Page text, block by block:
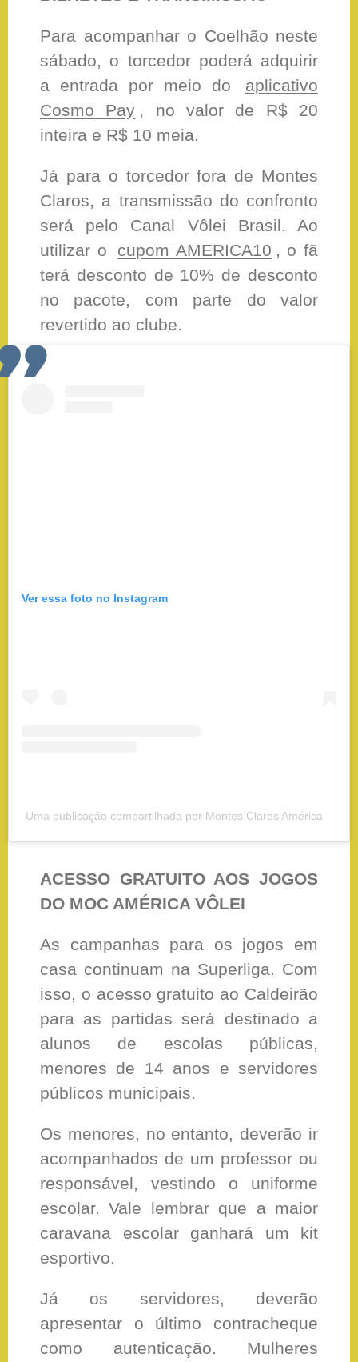
Para acompanhar o Coelhão neste
sábado, o torcedor poderá adquirir
a entrada por meio do
aplicativo
Cosmo Pay , no valor de R$ 20
inteira e R$ 10 meia.
Já para o torcedor fora de Montes
Claros, a transmissão do confronto
será pelo Canal Vôlei Brasil. Ao
utilizar o
cupom AMERICA10 , o fã
terá desconto de 10% de desconto
no pacote, com parte do valor
revertido ao clube.
Ver essa foto no Instagram
ACESSO GRATUITO AOS JOGOS
DO MOC AMÉRICA VÔLEI
As campanhas para os jogos em
casa continuam na Superliga. Com
isso, o acesso gratuito ao Caldeirão
para as partidas será destinado a
alunos de escolas públicas,
menores de 14 anos e servidores
públicos municipais.
Os menores, no entanto, deverão ir
acompanhados de um professor ou
responsável, vestindo o uniforme
escolar. Vale lembrar que a maior
caravana escolar ganhará um kit
esportivo.
Já os servidores, deverão
apresentar o último contracheque
como autenticação. Mulheres